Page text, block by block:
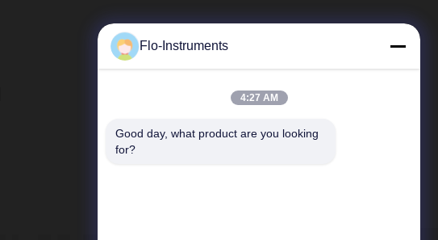
빠른 링크
Flo-Instruments
4:27 AM
Good day, what product are you looking
for?